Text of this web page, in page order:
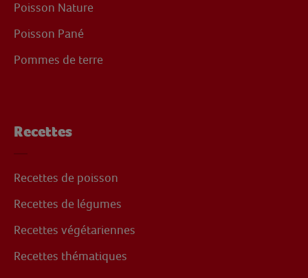
Poisson Nature
Poisson Pané
Pommes de terre
Recettes
Recettes de poisson
Recettes de légumes
Recettes végétariennes
Recettes thématiques